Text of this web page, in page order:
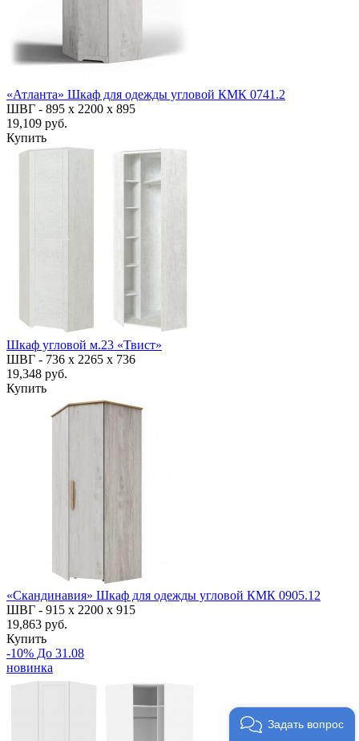
«Атланта» Шкаф для одежды угловой КМК 0741.2
ШВГ - 895 х 2200 х 895
19,109 руб.
Купить
Шкаф угловой м.23 «Твист»
ШВГ - 736 х 2265 х 736
19,348 руб.
Купить
«Скандинавия» Шкаф для одежды угловой КМК 0905.12
ШВГ - 915 х 2200 х 915
19,863 руб.
Купить
-10% До 31.08
новинка
Задать вопрос